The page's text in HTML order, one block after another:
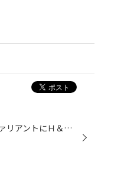
年末にかけて 新車の納車が多くなってきましたね 今回は、ゴルフヴァリアントにＨ＆Ｒのダウンサスの装着です。 乗り心地にも好評なダウンサスで 車高もキッチリ落ちてくれます。 少し車高を落として上げるだけで 見た目もグッド！！ たわらもと店の店長のいい参考になったかな？（内内の話）